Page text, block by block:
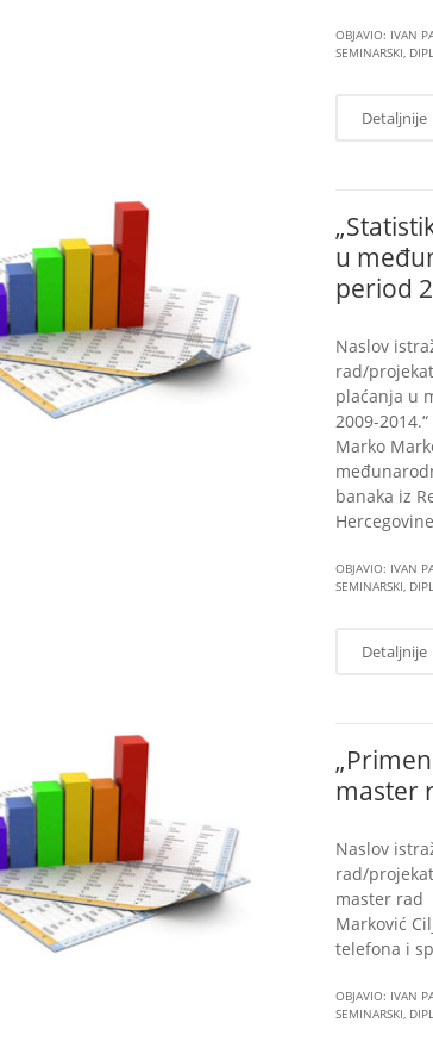
OBJAVIO: IVAN
SEMINARSKI,
Detaljnije
u
period
Naslov
rad/
plaćanja u
2009-
Marko
banaka iz
OBJAVIO: IVAN
SEMINARSKI,
Detaljnije
master
Naslov
rad/
master rad
Marković
telefona i
OBJAVIO: IVAN
SEMINARSKI,